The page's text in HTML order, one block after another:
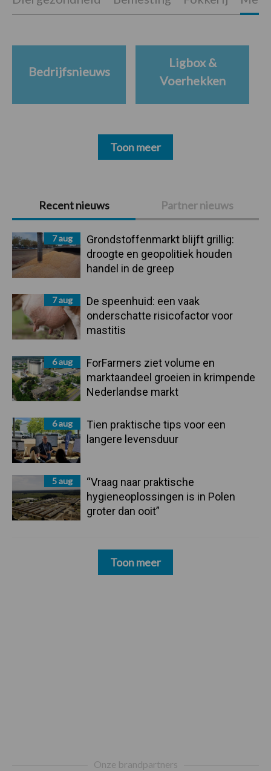
Primaire
Sidebar
Recent nieuws Partner nieuws
7 aug
Grondstoffenmarkt blijft grillig:
droogte en geopolitiek houden
handel in de greep
7 aug
De speenhuid: een vaak
onderschatte risicofactor voor
mastitis
6 aug
ForFarmers ziet volume en
marktaandeel groeien in krimpende
Nederlandse markt
6 aug
Tien praktische tips voor een
langere levensduur
5 aug
“Vraag naar praktische
hygieneoplossingen is in Polen
groter dan ooit”
Toon meer
Bedrijfsnieuws
Ligbox &
Voerhekken
Toon meer
Onze brandpartners